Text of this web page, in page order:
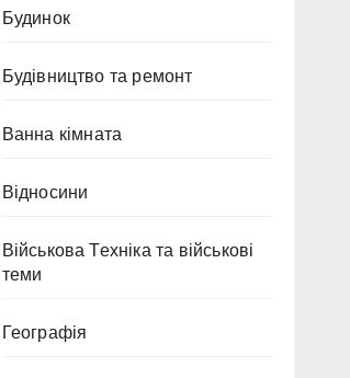
Будинок
Будівництво та ремонт
Ванна кімната
Відносини
Військова Техніка та військові
теми
Географія